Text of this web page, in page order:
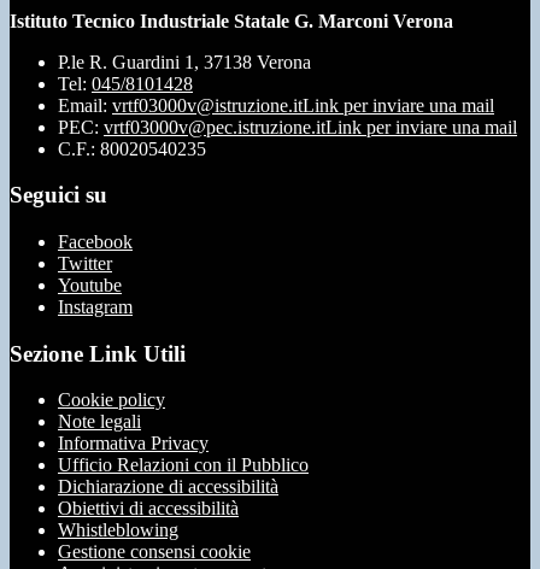
Istituto Tecnico Industriale Statale G. Marconi Verona
P.le R. Guardini 1, 37138 Verona
Tel: 045/8101428
Email: vrtf03000v@istruzione.itLink per inviare una mail
PEC: vrtf03000v@pec.istruzione.itLink per inviare una mail
C.F.: 80020540235
Seguici su
Facebook
Twitter
Youtube
Instagram
Sezione Link Utili
Cookie policy
Note legali
Informativa Privacy
Ufficio Relazioni con il Pubblico
Dichiarazione di accessibilità
Obiettivi di accessibilità
Whistleblowing
Gestione consensi cookie